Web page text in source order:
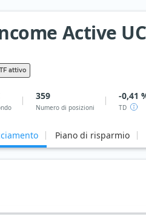
Active
attivo
359
Numero di posizioni
-0,41
TD
Piano di risparmio